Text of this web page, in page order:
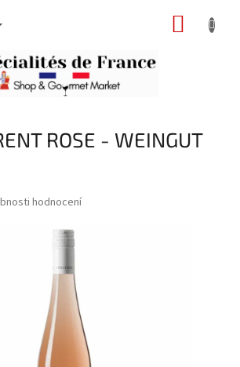
ROSE - WEINGUT
hodnocení